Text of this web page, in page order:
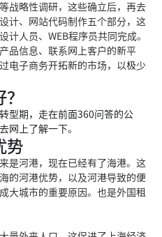
战略性调研，这些确立后，再去
计、网站代码制作五个部分，这
计人员、 WEB程序员共同完成。
品信息、联系网上客户的新平
电子商务开拓新的市场，以极少
型期，走在前面360问答的公
网上了解一下。
势
是河港，现在已经有了海港。这
的河港优势，以及河港导致的便
大城市的重要原因。也是外国租